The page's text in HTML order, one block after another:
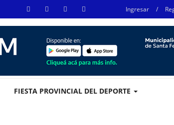
Ingresar /
FIESTA PROVINCIAL DEL DEPORTE